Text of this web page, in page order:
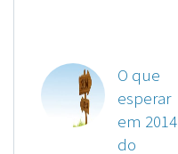
O que
esperar
em 2014
do